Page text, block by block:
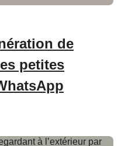
de
petites